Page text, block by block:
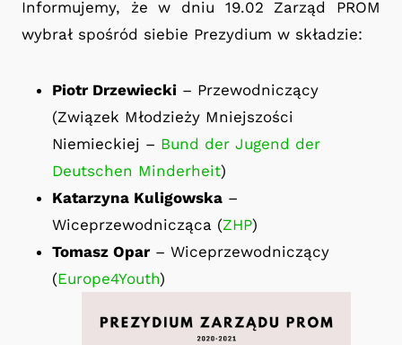
Informujemy, że w dniu 19.02 Zarząd PROM
wybrał spośród siebie Prezydium w składzie:
Piotr Drzewiecki – Przewodniczący
(Związek Młodzieży Mniejszości
Niemieckiej – Bund der Jugend der
Deutschen Minderheit)
Katarzyna Kuligowska –
Wiceprzewodnicząca (ZHP)
Tomasz Opar – Wiceprzewodniczący
(Europe4Youth)